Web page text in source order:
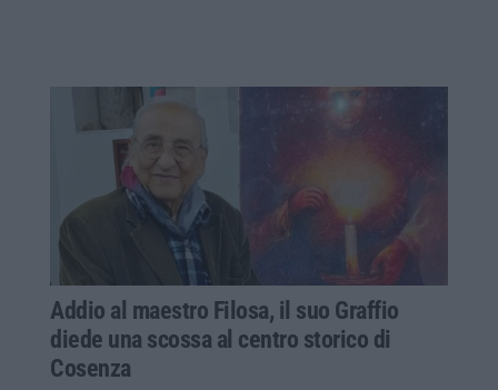
Addio al maestro Filosa, il suo Graffio
diede una scossa al centro storico di
Cosenza